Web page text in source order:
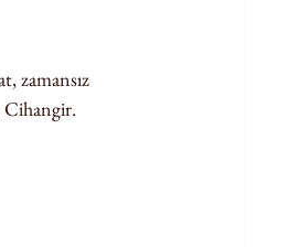
zamansız
Cihangir.